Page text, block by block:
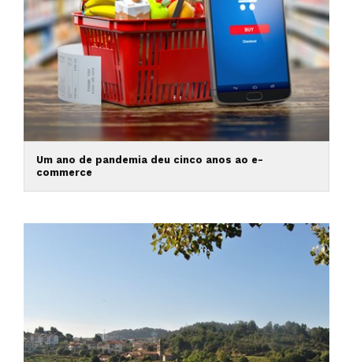
Um ano de pandemia deu cinco anos ao e-
commerce